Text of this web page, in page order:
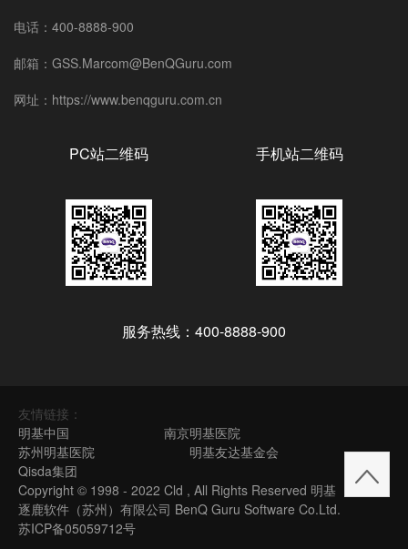
电话：400-8888-900
邮箱：GSS.Marcom@BenQGuru.com
网址：https://www.benqguru.com.cn
PC站二维码 手机站二维码
服务热线：400-8888-900
友情链接：
明基中国
南京明基医院
苏州明基医院
明基友达基金会
Qisda集团
Copyright © 1998 - 2022 Cld , All Rights Reserved 明基
逐鹿软件（苏州）有限公司 BenQ Guru Software Co.Ltd.
苏ICP备05059712号